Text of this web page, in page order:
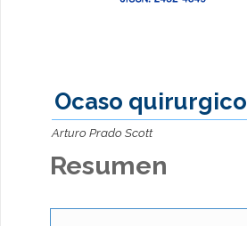
Ocaso quirurgico
Arturo Prado Scott
Resumen